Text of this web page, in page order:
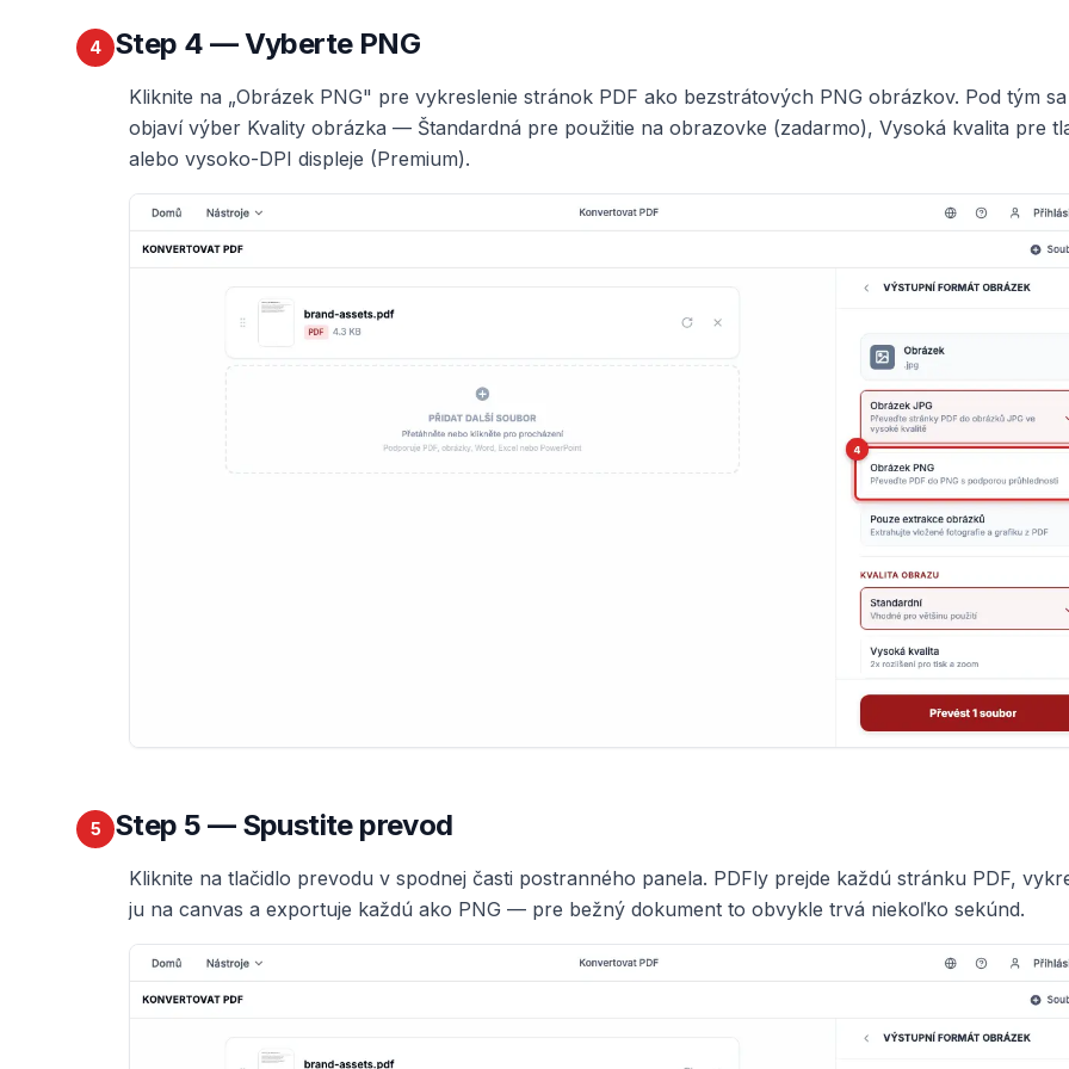
4 Step 4 — Vyberte PNG
Kliknite na „Obrázek PNG" pre vykreslenie stránok PDF ako bezstrátových PNG obrázkov. Pod tým sa
objaví výber Kvality obrázka — Štandardná pre použitie na obrazovke (zadarmo), Vysoká kvalita pre
alebo vysoko-DPI displeje (Premium).
5 Step 5 — Spustite prevod
Kliknite na tlačidlo prevodu v spodnej časti postranného panela. PDFly prejde každú stránku PDF,
ju na canvas a exportuje každú ako PNG — pre bežný dokument to obvykle trvá niekoľko sekúnd.